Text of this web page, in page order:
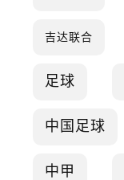
吉达联合
足球
中国足球
中甲